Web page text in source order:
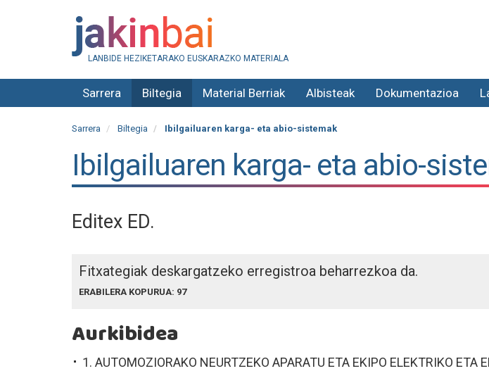
LANBIDE HEZIKETARAKO EUSKARAZKO MATERIALA
Sarrera Biltegia Material Berriak Albisteak Dokumentazioa
Sarrera Biltegia Ibilgailuaren karga- eta abio-sistemak
Ibilgailuaren karga- eta abio-
Editex ED.
Fitxategiak deskargatzeko erregistroa beharrezkoa da.
ERABILERA KOPURUA: 97
Aurkibidea
1. AUTOMOZIORAKO NEURTZEKO APARATU ETA EKIPO ELEKTRIKO ETA